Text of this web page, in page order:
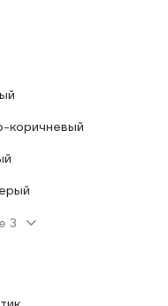
коричневый
3